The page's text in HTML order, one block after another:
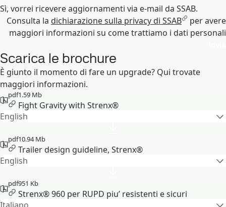
Sì, vorrei ricevere aggiornamenti via e-mail da SSAB.
Consulta la dichiarazione sulla privacy di SSAB
per avere
maggiori informazioni su come trattiamo i dati personali
Scarica le brochure
È giunto il momento di fare un upgrade? Qui trovate
maggiori informazioni.
pdf1.59 Mb
Fight Gravity with Strenx®
English
pdf10.94 Mb
Trailer design guideline, Strenx®
English
pdf951 Kb
Strenx® 960 per RUPD piu’ resistenti e sicuri